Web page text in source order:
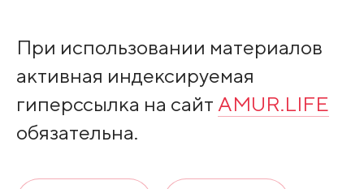
При использовании материалов
активная индексируемая
гиперссылка на сайт AMUR.LIFE
обязательна.